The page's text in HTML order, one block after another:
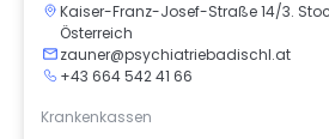
Kaiser-Franz-Josef-Straße 14/3.
Österreich
zauner@psychiatriebadischl.at
+43 664 542 41 66
Krankenkassen